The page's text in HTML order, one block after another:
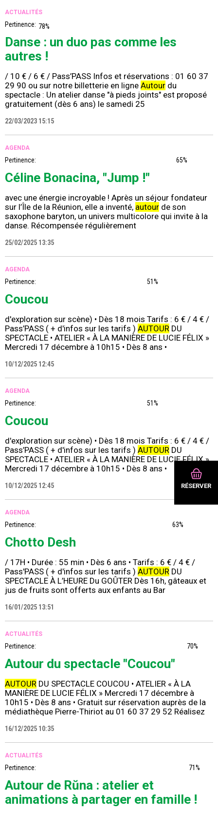
RÉSERVER
ACTUALITÉS
Pertinence: 78%
Danse : un duo pas comme les
autres !
/ 10 € / 6 € / Pass’PASS Infos et réservations : 01 60 37
29 90 ou sur notre billetterie en ligne Autour du
spectacle : Un atelier danse "à pieds joints" est proposé
gratuitement (dès 6 ans) le samedi 25
22/03/2023 15:15
AGENDA
Pertinence: 65%
Céline Bonacina, "Jump !"
avec une énergie incroyable ! Après un séjour fondateur
sur l’Île de la Réunion, elle a inventé, autour de son
saxophone baryton, un univers multicolore qui invite à la
danse. Récompensée régulièrement
25/02/2025 13:35
AGENDA
Pertinence: 51%
Coucou
d'exploration sur scène) • Dès 18 mois Tarifs : 6 € / 4 € /
Pass’PASS ( + d'infos sur les tarifs ) AUTOUR DU
SPECTACLE • ATELIER « À LA MANIÈRE DE LUCIE FÉLIX »
Mercredi 17 décembre à 10h15 • Dès 8 ans •
10/12/2025 12:45
AGENDA
Pertinence: 51%
Coucou
d'exploration sur scène) • Dès 18 mois Tarifs : 6 € / 4 € /
Pass’PASS ( + d'infos sur les tarifs ) AUTOUR DU
SPECTACLE • ATELIER « À LA MANIÈRE DE LUCIE FÉLIX »
Mercredi 17 décembre à 10h15 • Dès 8 ans •
10/12/2025 12:45
AGENDA
Pertinence: 63%
Chotto Desh
/ 17H • Durée : 55 min • Dès 6 ans • Tarifs : 6 € / 4 € /
Pass'PASS ( + d'infos sur les tarifs ) AUTOUR DU
SPECTACLE À L’HEURE Du GOÛTER Dès 16h, gâteaux et
jus de fruits sont offerts aux enfants au Bar
16/01/2025 13:51
ACTUALITÉS
Pertinence: 70%
Autour du spectacle "Coucou"
AUTOUR DU SPECTACLE COUCOU • ATELIER « À LA
MANIÈRE DE LUCIE FÉLIX » Mercredi 17 décembre à
10h15 • Dès 8 ans • Gratuit sur réservation auprès de la
médiathèque Pierre-Thiriot au 01 60 37 29 52 Réalisez
16/12/2025 10:35
ACTUALITÉS
Pertinence: 71%
Autour de Rŭna : atelier et
animations à partager en famille !